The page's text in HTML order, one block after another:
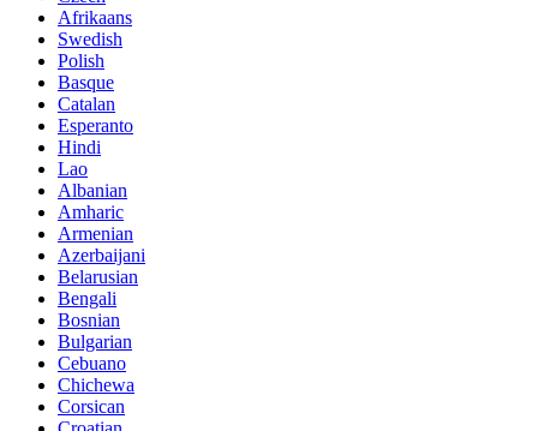
Afrikaans
Swedish
Polish
Basque
Catalan
Esperanto
Hindi
Lao
Albanian
Amharic
Armenian
Azerbaijani
Belarusian
Bengali
Bosnian
Bulgarian
Cebuano
Chichewa
Corsican